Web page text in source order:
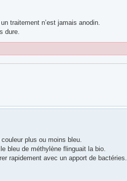
traitement n’est jamais anodin.
dure.
plus ou moins bleu.
bleu de méthylène flinguait la bio.
rapidement avec un apport de bactéries.